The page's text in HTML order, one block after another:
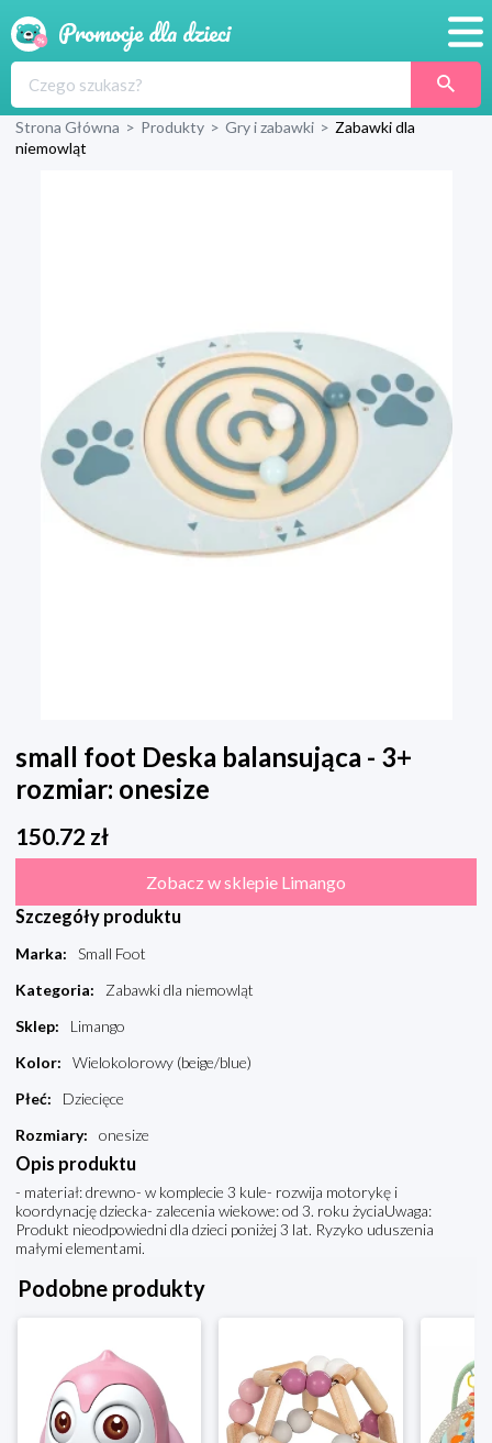
Produkty
Strona Główna > Produkty > Gry i zabawki > Zabawki dla
niemowląt
small foot Deska balansująca - 3+
rozmiar: onesize
150.72 zł
Zobacz w sklepie Limango
Szczegóły produktu
Marka:
Small Foot
Kategoria:
Zabawki dla niemowląt
Sklep:
Limango
Kolor:
Wielokolorowy (beige/blue)
Płeć:
Dziecięce
Rozmiary: onesize
Opis produktu
- materiał: drewno- w komplecie 3 kule- rozwija motorykę i
koordynację dziecka- zalecenia wiekowe: od 3. roku życiaUwaga:
Produkt nieodpowiedni dla dzieci poniżej 3 lat. Ryzyko uduszenia
małymi elementami.
Podobne produkty